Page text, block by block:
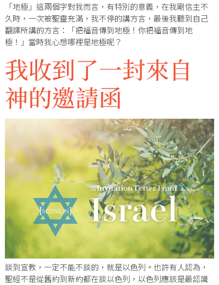
「地極」這兩個字對我而言，有特別的意義，在我剛信主不
久時，一次被聖靈充滿，我不停的講方言，最後我聽到自己
翻譯所講的方言：「把福音傳到地極！你把福音傳到地
極！」當時我心想哪裡是地極呢？
我收到了一封來自
神的邀請函
談到宣教，一定不能不談的，就是以色列。也許有人認為，
聖經不是從舊約到新約都在談以色列，以色列應該是最認識